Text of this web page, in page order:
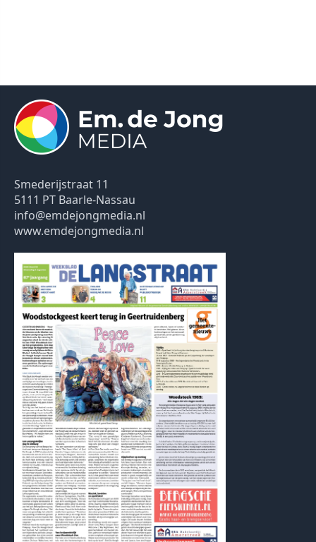
Smederijstraat 11
5111 PT Baarle-Nassau
info@emdejongmedia.nl
www.emdejongmedia.nl